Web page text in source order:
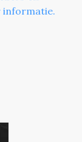
informatie.